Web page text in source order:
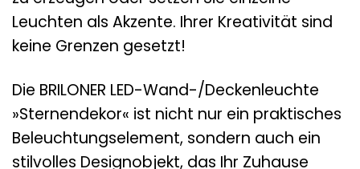
Leuchten als Akzente. Ihrer Kreativität sind
keine Grenzen gesetzt!
Die BRILONER LED-Wand-/Deckenleuchte
»Sternendekor« ist nicht nur ein praktisches
Beleuchtungselement, sondern auch ein
stilvolles Designobjekt, das Ihr Zuhause